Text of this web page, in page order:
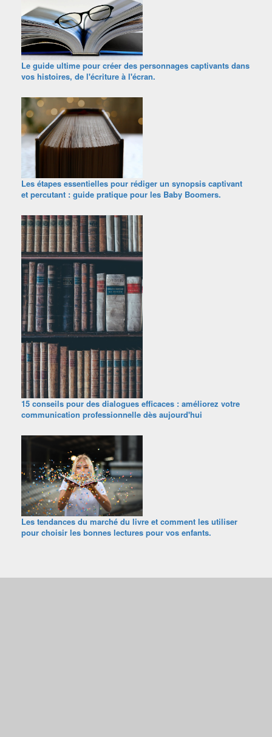
Le guide ultime pour créer des personnages captivants dans
vos histoires, de l'écriture à l'écran.
Les étapes essentielles pour rédiger un synopsis captivant
et percutant : guide pratique pour les Baby Boomers.
15 conseils pour des dialogues efficaces : améliorez votre
communication professionnelle dès aujourd'hui
Les tendances du marché du livre et comment les utiliser
pour choisir les bonnes lectures pour vos enfants.